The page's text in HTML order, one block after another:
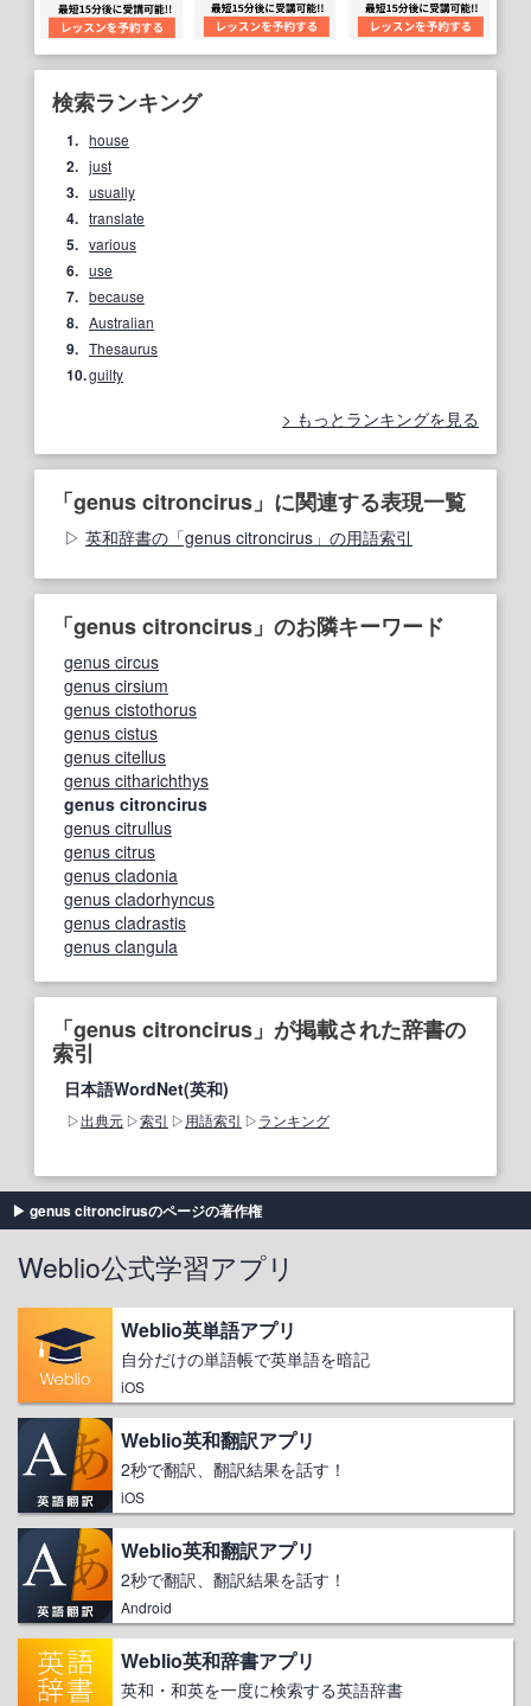
検索ランキング
1. house
2. just
3. usually
4. translate
5. various
6. use
7. because
8. Australian
9. Thesaurus
10.guilty
もっとランキングを見る
「genus citroncirus」に関連する表現一覧
英和辞書の「genus citroncirus」の用語索引
「genus citroncirus」のお隣キーワード
genus circus
genus cirsium
genus cistothorus
genus cistus
genus citellus
genus citharichthys
genus citroncirus
genus citrullus
genus citrus
genus cladonia
genus cladorhyncus
genus cladrastis
genus clangula
「genus citroncirus」が掲載された辞書の
索引
日本語WordNet(英和)
出典元 索引 用語索引 ランキング
genus citroncirusのページの著作権
Weblio公式学習アプリ
Weblio英単語アプリ
自分だけの単語帳で英単語を暗記
iOS
Weblio英和翻訳アプリ
2秒で翻訳、翻訳結果を話す！
iOS
Weblio英和翻訳アプリ
2秒で翻訳、翻訳結果を話す！
Android
Weblio英和辞書アプリ
英和・和英を一度に検索する英語辞書